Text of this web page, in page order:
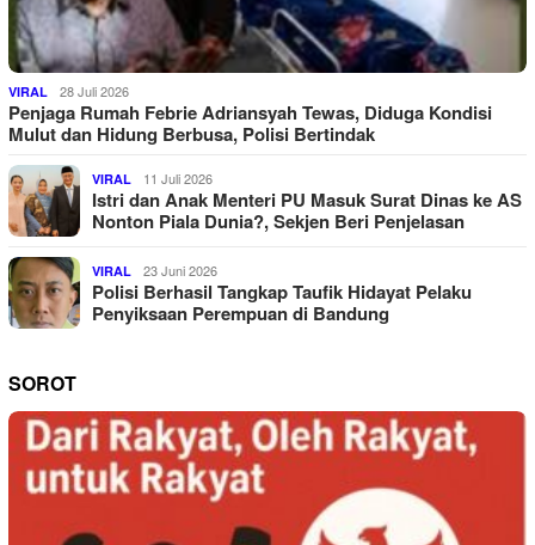
VIRAL 28 Juli 2026
Penjaga Rumah Febrie Adriansyah Tewas, Diduga Kondisi
Mulut dan Hidung Berbusa, Polisi Bertindak
VIRAL 11 Juli 2026
Istri dan Anak Menteri PU Masuk Surat Dinas ke AS
Nonton Piala Dunia?, Sekjen Beri Penjelasan
VIRAL 23 Juni 2026
Polisi Berhasil Tangkap Taufik Hidayat Pelaku
Penyiksaan Perempuan di Bandung
SOROT